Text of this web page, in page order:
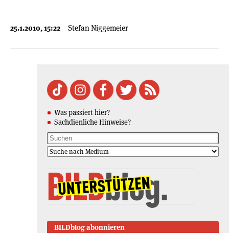
25.1.2010, 15:22 Stefan Niggemeier
Was passiert hier?
Sachdienliche Hinweise?
BILDblog abonnieren